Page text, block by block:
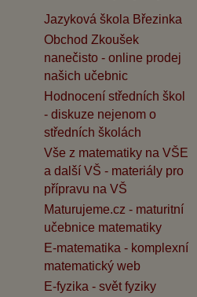
Jazyková škola Březinka
Obchod Zkoušek
nanečisto - online prodej
našich učebnic
Hodnocení středních škol
- diskuze nejenom o
středních školách
Vše z matematiky na VŠE
a další VŠ - materiály pro
přípravu na VŠ
Maturujeme.cz - maturitní
učebnice matematiky
E-matematika - komplexní
matematický web
E-fyzika - svět fyziky